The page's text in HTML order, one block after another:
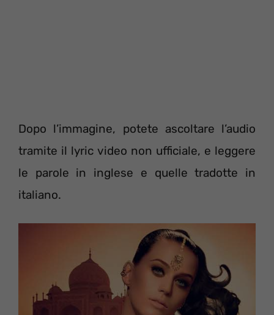
Dopo l’immagine, potete ascoltare l’audio
tramite il lyric video non ufficiale, e leggere
le parole in inglese e quelle tradotte in
italiano.